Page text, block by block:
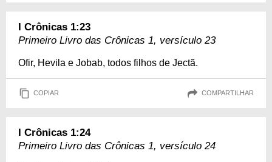
I Crônicas 1:23
Primeiro Livro das Crônicas 1, versículo 23
Ofir, Hevila e Jobab, todos filhos de Jectã.
COPIAR COMPARTILHAR
I Crônicas 1:24
Primeiro Livro das Crônicas 1, versículo 24